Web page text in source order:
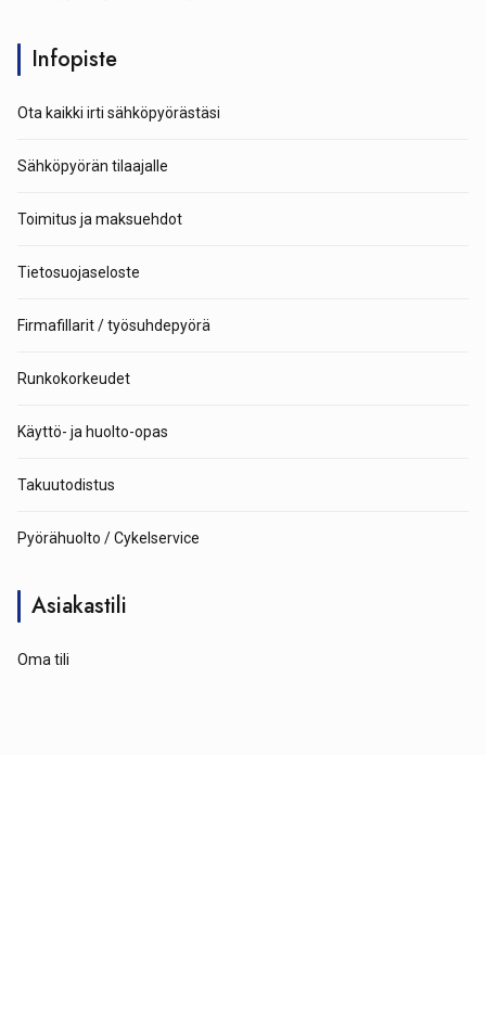
Infopiste
Ota kaikki irti sähköpyörästäsi
Sähköpyörän tilaajalle
Toimitus ja maksuehdot
Tietosuojaseloste
Firmafillarit / työsuhdepyörä
Runkokorkeudet
Käyttö- ja huolto-opas
Takuutodistus
Pyörähuolto / Cykelservice
Asiakastili
Oma tili